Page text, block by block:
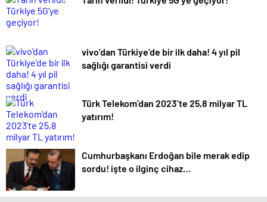
vivo’dan Türkiye’de bir ilk daha! 4 yıl pil
sağlığı garantisi verdi
Türk Telekom’dan 2023’te 25,8 milyar TL
yatırım!
Cumhurbaşkanı Erdoğan bile merak edip
sordu! işte o ilginç cihaz…